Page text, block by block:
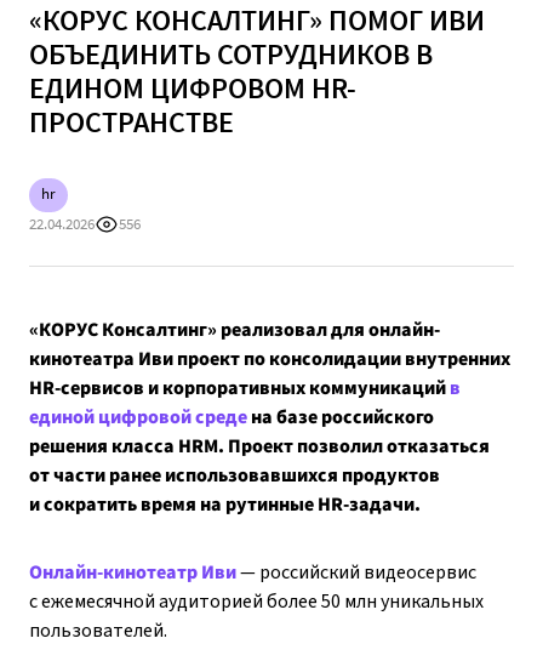
«КОРУС КОНСАЛТИНГ» ПОМОГ ИВИ
ОБЪЕДИНИТЬ СОТРУДНИКОВ В
ЕДИНОМ ЦИФРОВОМ HR-
ПРОСТРАНСТВЕ
hr
22.04.2026
556
«КОРУС Консалтинг» реализовал для онлайн-
кинотеатра Иви проект по консолидации внутренних
HR-сервисов и корпоративных коммуникацийв
единой цифровой средена базе российского
решения класса HRM. Проект позволил отказаться
от части ранее использовавшихся продуктов
и сократить время на рутинные HR-задачи.
Онлайн-кинотеатр Иви— российский видеосервис
с ежемесячной аудиторией более 50 млн уникальных
пользователей.